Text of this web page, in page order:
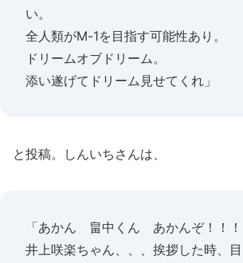
い。
全人類がM-1を目指す可能性あり。
ドリームオブドリーム。
添い遂げてドリーム見せてくれ」
と投稿。しんいちさんは、
「あかん 畠中くん あかんぞ！！！
井上咲楽ちゃん、、、挨拶した時、